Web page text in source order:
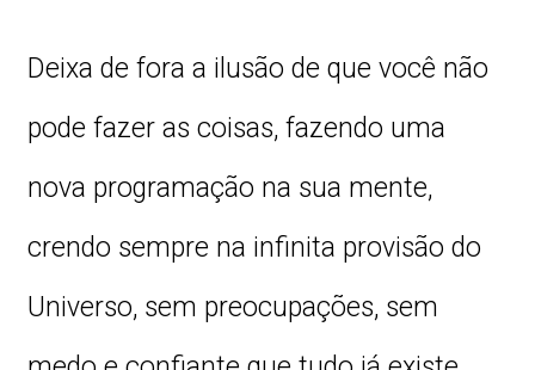
Deixa de fora a ilusão de que você não
pode fazer as coisas, fazendo uma
nova programação na sua mente,
crendo sempre na infinita provisão do
Universo, sem preocupações, sem